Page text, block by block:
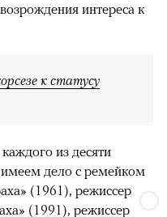
интереса к
к статусу
из десяти
дело с ремейком
(1961), режиссер
(1991), режиссер